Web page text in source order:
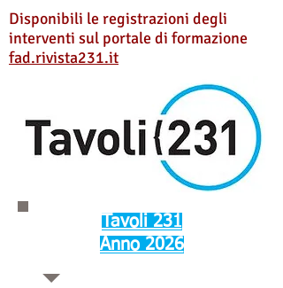
Disponibili le registrazioni degli
interventi sul portale di formazione
fad.rivista231.it
Tavoli 231
Anno 2026